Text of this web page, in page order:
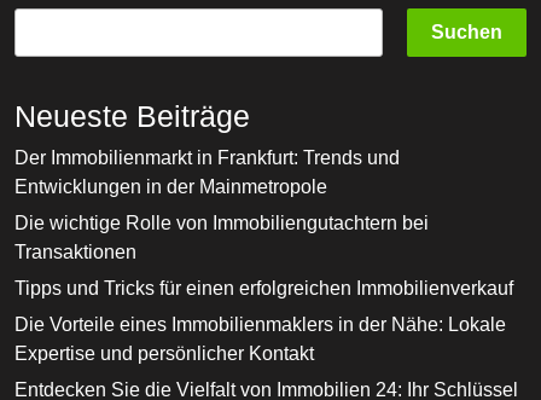
Suchen
Neueste Beiträge
Der Immobilienmarkt in Frankfurt: Trends und
Entwicklungen in der Mainmetropole
Die wichtige Rolle von Immobiliengutachtern bei
Transaktionen
Tipps und Tricks für einen erfolgreichen Immobilienverkauf
Die Vorteile eines Immobilienmaklers in der Nähe: Lokale
Expertise und persönlicher Kontakt
Entdecken Sie die Vielfalt von Immobilien 24: Ihr Schlüssel